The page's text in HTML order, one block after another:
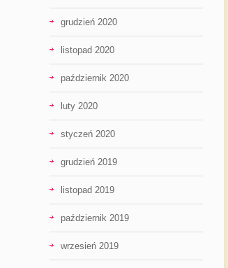
grudzień 2020
listopad 2020
październik 2020
luty 2020
styczeń 2020
grudzień 2019
listopad 2019
październik 2019
wrzesień 2019